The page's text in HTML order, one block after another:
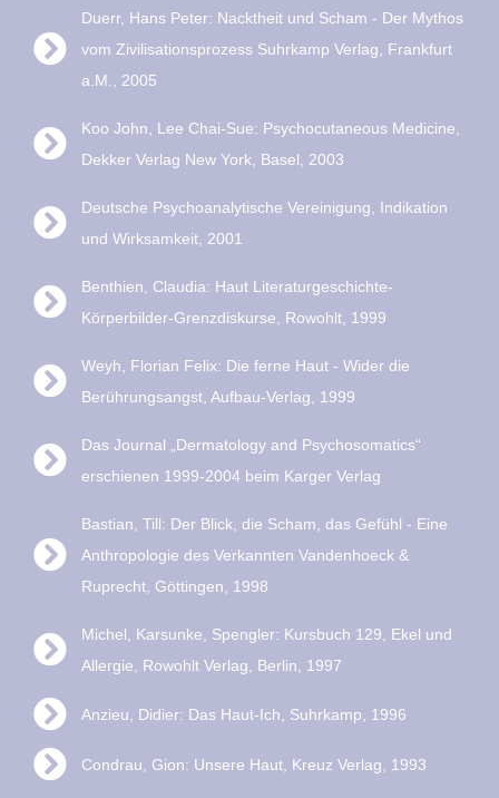
Duerr, Hans Peter: Nacktheit und Scham - Der Mythos
vom Zivilisationsprozess Suhrkamp Verlag, Frankfurt
a.M., 2005
Koo John, Lee Chai-Sue: Psychocutaneous Medicine,
Dekker Verlag New York, Basel, 2003
Deutsche Psychoanalytische Vereinigung, Indikation
und Wirksamkeit, 2001
Benthien, Claudia: Haut Literaturgeschichte-
Körperbilder-Grenzdiskurse, Rowohlt, 1999
Weyh, Florian Felix: Die ferne Haut - Wider die
Berührungsangst, Aufbau-Verlag, 1999
Das Journal „Dermatology and Psychosomatics“
erschienen 1999-2004 beim Karger Verlag
Bastian, Till: Der Blick, die Scham, das Gefühl - Eine
Anthropologie des Verkannten Vandenhoeck &
Ruprecht, Göttingen, 1998
Michel, Karsunke, Spengler: Kursbuch 129, Ekel und
Allergie, Rowohlt Verlag, Berlin, 1997
Anzieu, Didier: Das Haut-Ich, Suhrkamp, 1996
Condrau, Gion: Unsere Haut, Kreuz Verlag, 1993